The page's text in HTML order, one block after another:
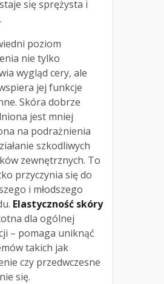
się sprężysta i
poziom
nie tylko
wygląd cery, ale
jej funkcje
Skóra dobrze
jest mniej
na podrażnienia
szkodliwych
zewnętrznych. To
przyczynia się do
i młodszego
Elastyczność skóry
dla ogólnej
– pomaga uniknąć
takich jak
czy przedwczesne
się.